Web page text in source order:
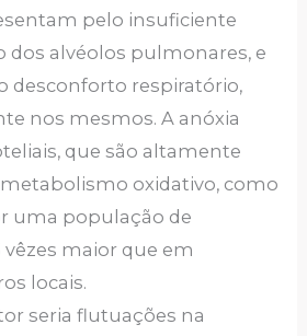
pelo insuficiente
dos alvéolos pulmonares, e
desconforto respiratório,
nos mesmos. A anóxia
que são altamente
oxidativo, como
uma população de
maior que em
locais.
seria flutuações na